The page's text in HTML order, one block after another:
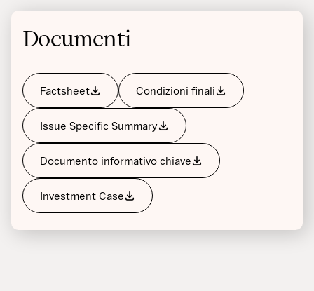
Documenti
Factsheet Condizioni finali
Issue Specific Summary
Documento informativo chiave
Investment Case